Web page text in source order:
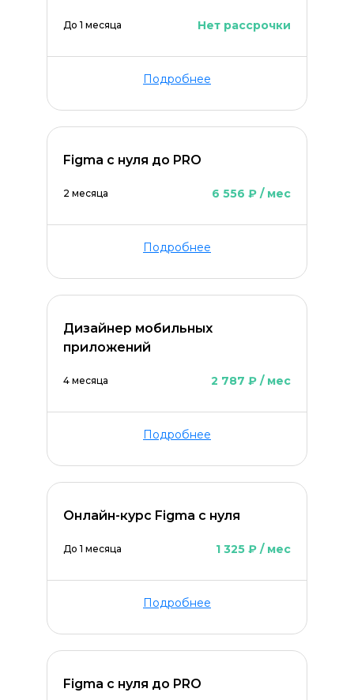
До 1 месяца Нет рассрочки
Подробнее
Figma с нуля до PRO
2 месяца 6 556 ₽ / мес
Подробнее
Дизайнер мобильных
приложений
4 месяца 2 787 ₽ / мес
Подробнее
Онлайн-курс Figma с нуля
До 1 месяца 1 325 ₽ / мес
Подробнее
Figma с нуля до PRO